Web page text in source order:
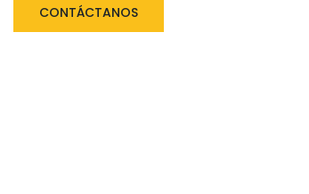
CONTÁCTANOS